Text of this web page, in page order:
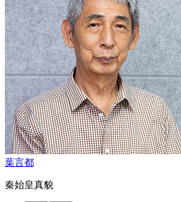
葉言都
秦始皇真貌